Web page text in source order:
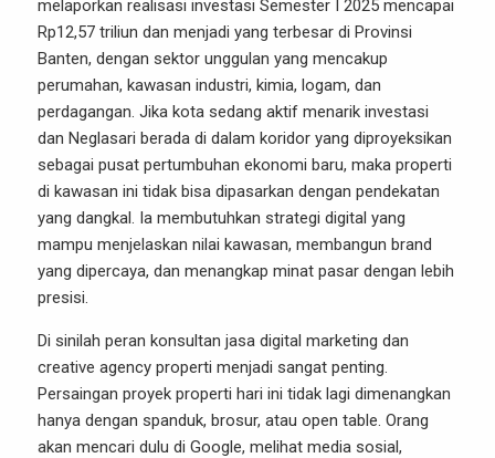
melaporkan realisasi investasi Semester I 2025 mencapai
Rp12,57 triliun dan menjadi yang terbesar di Provinsi
Banten, dengan sektor unggulan yang mencakup
perumahan, kawasan industri, kimia, logam, dan
perdagangan. Jika kota sedang aktif menarik investasi
dan Neglasari berada di dalam koridor yang diproyeksikan
sebagai pusat pertumbuhan ekonomi baru, maka properti
di kawasan ini tidak bisa dipasarkan dengan pendekatan
yang dangkal. Ia membutuhkan strategi digital yang
mampu menjelaskan nilai kawasan, membangun brand
yang dipercaya, dan menangkap minat pasar dengan lebih
presisi.
Di sinilah peran konsultan jasa digital marketing dan
creative agency properti menjadi sangat penting.
Persaingan proyek properti hari ini tidak lagi dimenangkan
hanya dengan spanduk, brosur, atau open table. Orang
akan mencari dulu di Google, melihat media sosial,